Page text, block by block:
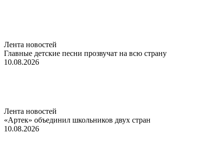
Лента новостей
Главные детские песни прозвучат на всю страну
10.08.2026
Лента новостей
«Артек» объединил школьников двух стран
10.08.2026